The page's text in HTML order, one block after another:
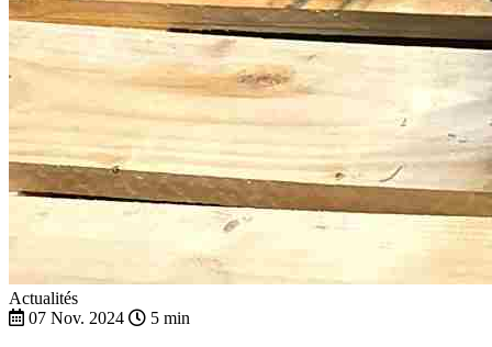
Actualités
07 Nov. 2024
5 min